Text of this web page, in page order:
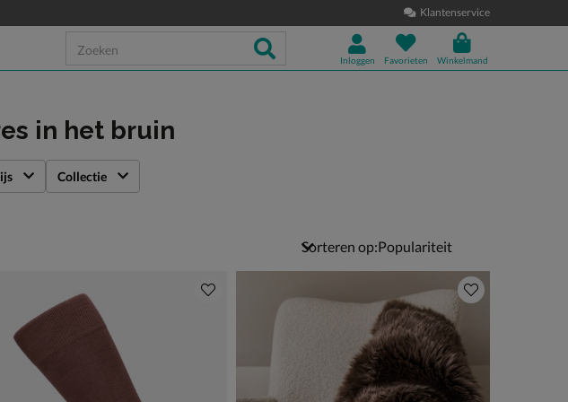
Klantenservice
Inloggen Favorieten Winkelmand
in het bruin
Collectie
Sorteren op: